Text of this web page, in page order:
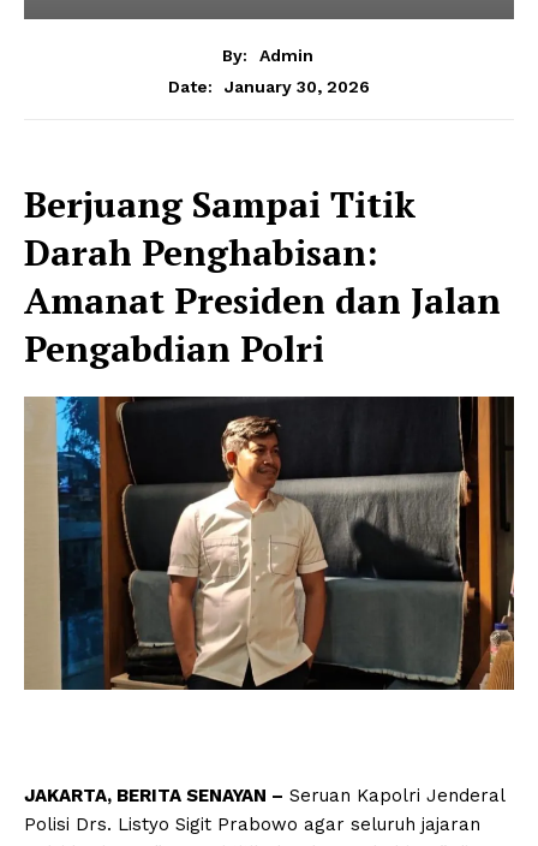
By:
Admin
Date:
January 30, 2026
Berjuang Sampai Titik
Darah Penghabisan:
Amanat Presiden dan Jalan
Pengabdian Polri
JAKARTA, BERITA SENAYAN – Seruan Kapolri Jenderal
Polisi Drs. Listyo Sigit Prabowo agar seluruh jajaran